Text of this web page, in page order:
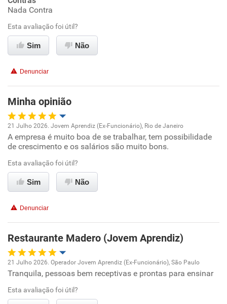
Benefícios
Recomenda esta empresa
Recomenda a diretoria
Nada Contra
Esta avaliação foi útil?
Sim Não
Denunciar
Minha opinião
Oportunidade de promoção
Ambiente de trabalho
Conciliação com a vida familiar
Recomenda esta empresa
21 Julho 2026. Jovem Aprendiz (Ex-Funcionário), Rio de Janeiro
A empresa é muito boa de se trabalhar, tem possibilidade
de crescimento e os salários são muito bons.
Esta avaliação foi útil?
Sim Não
Denunciar
Restaurante Madero (Jovem Aprendiz)
Oportunidade de promoção
Ambiente de trabalho
21 Julho 2026. Operador Jovem Aprendiz (Ex-Funcionário), São Paulo
Tranquila, pessoas bem receptivas e prontas para ensinar
Esta avaliação foi útil?